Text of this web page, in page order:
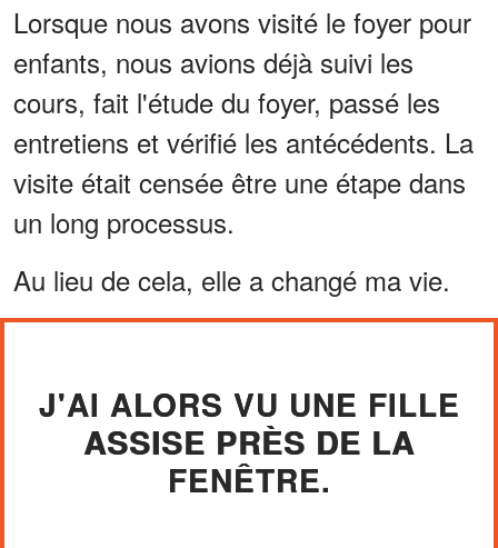
Lorsque nous avons visité le foyer pour
enfants, nous avions déjà suivi les
cours, fait l'étude du foyer, passé les
entretiens et vérifié les antécédents. La
visite était censée être une étape dans
un long processus.
Au lieu de cela, elle a changé ma vie.
J'AI ALORS VU UNE FILLE
ASSISE PRÈS DE LA
FENÊTRE.